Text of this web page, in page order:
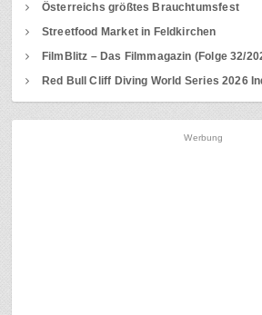
Österreichs größtes Brauchtumsfest
Streetfood Market in Feldkirchen
FilmBlitz – Das Filmmagazin (Folge 32/
Red Bull Cliff Diving World Series 2026
Werbung